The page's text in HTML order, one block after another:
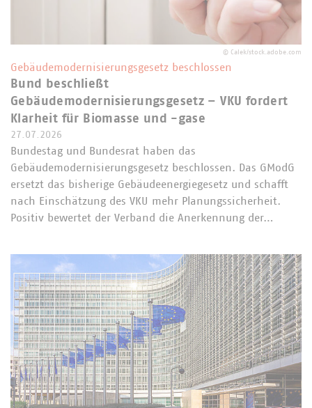
© Calek/stock.adobe.com
Gebäudemodernisierungsgesetz beschlossen
Bund beschließt
Gebäudemodernisierungsgesetz – VKU fordert
Klarheit für Biomasse und -gase
27.07.2026
Bundestag und Bundesrat haben das
Gebäudemodernisierungsgesetz beschlossen. Das GModG
ersetzt das bisherige Gebäudeenergiegesetz und schafft
nach Einschätzung des VKU mehr Planungssicherheit.
Positiv bewertet der Verband die Anerkennung der…